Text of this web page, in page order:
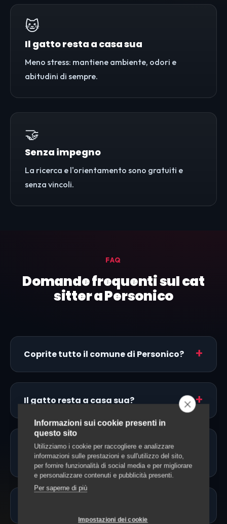
🐱
Il gatto resta a casa sua
Meno stress: mantiene ambiente, odori e
abitudini di sempre.
🤝
Senza impegno
La ricerca e l'orientamento sono gratuiti e
senza vincoli.
FAQ
Domande frequenti sul cat
sitter a Personico
Coprite tutto il comune di Personico?
Il gatto resta a casa sua?
Il cat sitter può somministrare
farmaci?
Informazioni sui cookie presenti in
questo sito
Utilizziamo i cookie per raccogliere e analizzare
informazioni sulle prestazioni e sull'utilizzo del sito,
per fornire funzionalità di social media e per migliorare
e personalizzare contenuti e pubblicità presenti.
Per saperne di più
Impostazioni dei cookie